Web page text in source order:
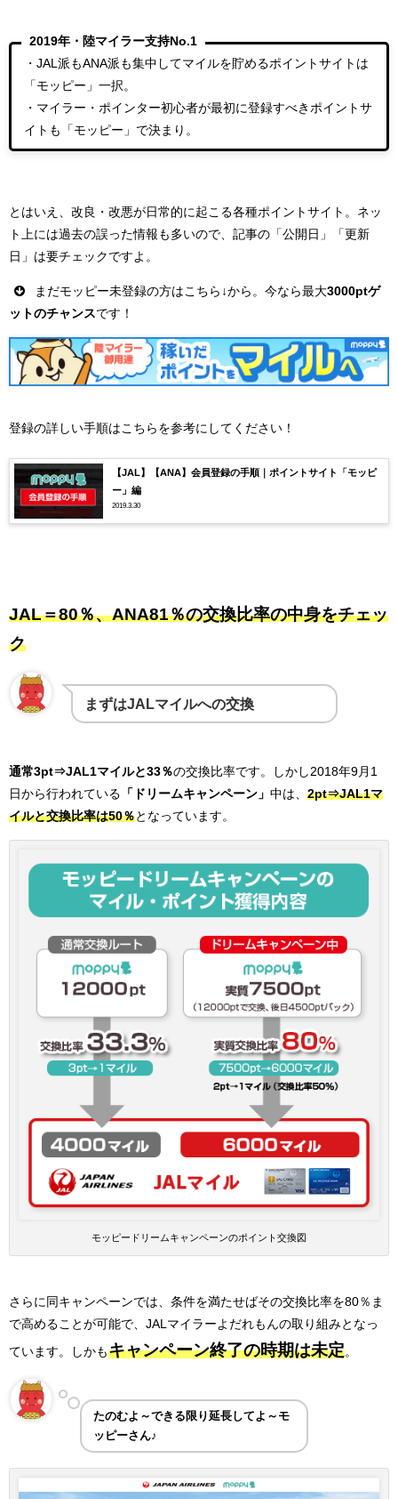
2019年・陸マイラー支持No.1
・JAL派もANA派も集中してマイルを貯めるポイントサイトは
「モッピー」一択。
・マイラー・ポインター初心者が最初に登録すべきポイントサ
イトも「モッピー」で決まり。
とはいえ、改良・改悪が日常的に起こる各種ポイントサイト。ネッ
ト上には過去の誤った情報も多いので、記事の「公開日」「更新
日」は要チェックですよ。
まだモッピー未登録の方はこちら↓から。今なら最大3000ptゲ
ットのチャンスです！
登録の詳しい手順はこちらを参考にしてください！
【JAL】【ANA】会員登録の手順｜ポイントサイト「モッピ
ー」編
2019.3.30
JAL＝80％、ANA81％の交換比率の中身をチェッ
ク
まずはJALマイルへの交換
通常3pt⇒JAL1マイルと33％の交換比率です。しかし2018年9月1
日から行われている 「ドリームキャンペーン」 中は、 2pt⇒JAL1マ
イルと交換比率は50％となっています。
モッピードリームキャンペーンのポイント交換図
さらに同キャンペーンでは、条件を満たせばその交換比率を80％ま
で高めることが可能で、JALマイラーよだれもんの取り組みとなっ
ています。しかもキャンペーン終了の時期は未定
たのむよ～できる限り延長してよ～モ
ッピーさん♪